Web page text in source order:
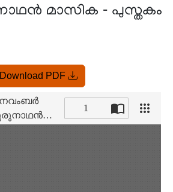
മാസിക - പുസ്തകം
Download PDF